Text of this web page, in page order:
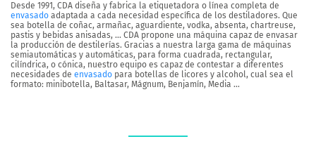
Desde 1991, CDA diseña y fabrica la etiquetadora o línea completa de
envasado adaptada a cada necesidad específica de los destiladores. Que
sea botella de coñac, armañac, aguardiente, vodka, absenta, chartreuse,
pastis y bebidas anisadas, … CDA propone una máquina capaz de envasar
la producción de destilerías. Gracias a nuestra larga gama de máquinas
semiautomáticas y automáticas, para forma cuadrada, rectangular,
cilíndrica, o cónica, nuestro equipo es capaz de contestar a diferentes
necesidades de envasado para botellas de licores y alcohol, cual sea el
formato: minibotella, Baltasar, Mágnum, Benjamín, Media …